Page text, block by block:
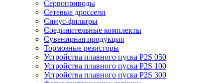
Сервоприводы
Сетевые дроссели
Синус-фильтры
Соединительные комплекты
Сувенирная продукция
Тормозные резисторы
Устройства плавного пуска P2S 050
Устройства плавного пуска P2S 100
Устройства плавного пуска P2S 300